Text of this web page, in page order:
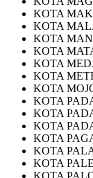
KOTA
KOTA
KOTA
KOTA
KOTA
KOTA
KOTA
KOTA
KOTA
KOTA
KOTA
KOTA
KOTA
KOTA